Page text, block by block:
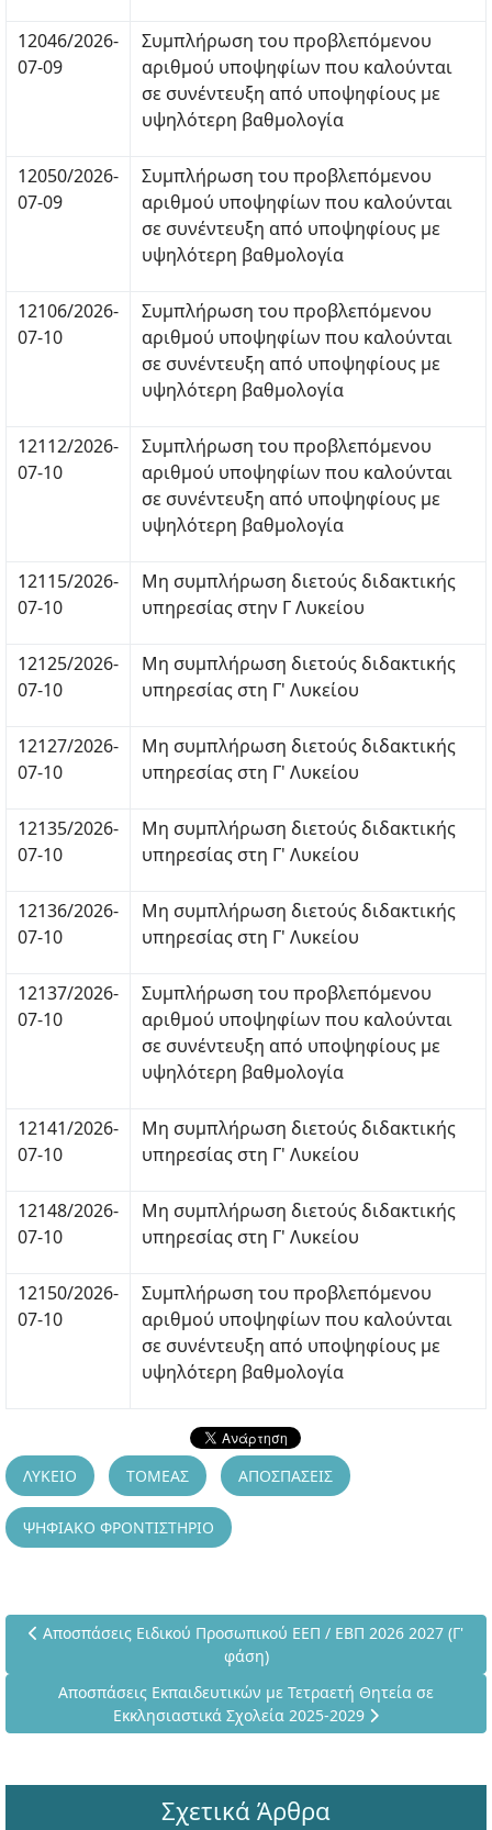
12046/2026-
07-09
Συμπλήρωση του προβλεπόμενου
αριθμού υποψηφίων που καλούνται
σε συνέντευξη από υποψηφίους με
υψηλότερη βαθμολογία
12050/2026-
07-09
Συμπλήρωση του προβλεπόμενου
αριθμού υποψηφίων που καλούνται
σε συνέντευξη από υποψηφίους με
υψηλότερη βαθμολογία
12106/2026-
07-10
Συμπλήρωση του προβλεπόμενου
αριθμού υποψηφίων που καλούνται
σε συνέντευξη από υποψηφίους με
υψηλότερη βαθμολογία
12112/2026-
07-10
Συμπλήρωση του προβλεπόμενου
αριθμού υποψηφίων που καλούνται
σε συνέντευξη από υποψηφίους με
υψηλότερη βαθμολογία
12115/2026-
07-10
Μη συμπλήρωση διετούς διδακτικής
υπηρεσίας στην Γ Λυκείου
12125/2026-
07-10
Μη συμπλήρωση διετούς διδακτικής
υπηρεσίας στη Γ' Λυκείου
12127/2026-
07-10
Μη συμπλήρωση διετούς διδακτικής
υπηρεσίας στη Γ' Λυκείου
12135/2026-
07-10
Μη συμπλήρωση διετούς διδακτικής
υπηρεσίας στη Γ' Λυκείου
12136/2026-
07-10
Μη συμπλήρωση διετούς διδακτικής
υπηρεσίας στη Γ' Λυκείου
12137/2026-
07-10
Συμπλήρωση του προβλεπόμενου
αριθμού υποψηφίων που καλούνται
σε συνέντευξη από υποψηφίους με
υψηλότερη βαθμολογία
12141/2026-
07-10
Μη συμπλήρωση διετούς διδακτικής
υπηρεσίας στη Γ' Λυκείου
12148/2026-
07-10
Μη συμπλήρωση διετούς διδακτικής
υπηρεσίας στη Γ' Λυκείου
12150/2026-
07-10
Συμπλήρωση του προβλεπόμενου
αριθμού υποψηφίων που καλούνται
σε συνέντευξη από υποψηφίους με
υψηλότερη βαθμολογία
ΛΥΚΕΙΟ ΤΟΜΕΑΣ ΑΠΟΣΠΑΣΕΙΣ
ΨΗΦΙΑΚΟ ΦΡΟΝΤΙΣΤΗΡΙΟ
Προηγούμενο άρθρο: Αποσπάσεις Ειδικού Προσωπικού ΕΕΠ /
Αποσπάσεις Ειδικού Προσωπικού ΕΕΠ / ΕΒΠ 2026 2027 (Γ'
φάση)
Επόμενο άρθρο: Αποσπάσεις Εκπαιδευτικών με Τετραετή
Αποσπάσεις Εκπαιδευτικών με Τετραετή Θητεία σε
Εκκλησιαστικά Σχολεία 2025-2029
Σχετικά Άρθρα